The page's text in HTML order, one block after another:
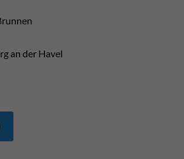
an der Havel